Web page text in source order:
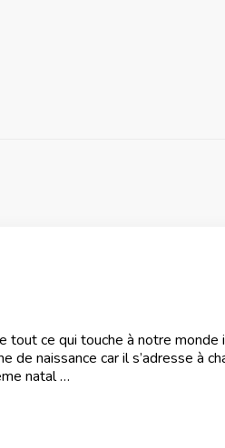
tout ce qui touche à notre
naissance car il s’adresse à
natal …